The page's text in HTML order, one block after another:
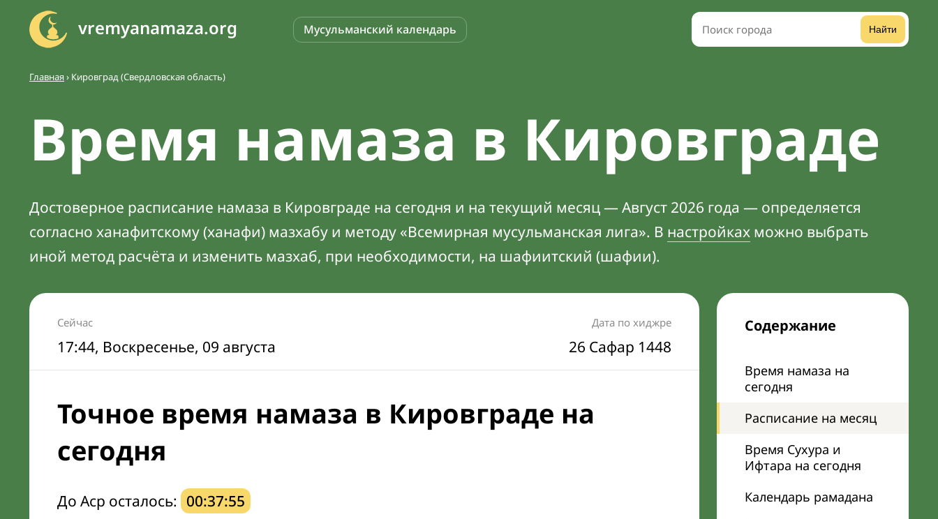
vremyanamaza.org Мусульманский календарь Найти
Главная› Кировград (Свердловская область)
Время намаза в Кировграде
Достоверное расписание намаза в Кировграде на сегодня и на текущий месяц — Август 2026 года — определяется
согласно ханафитскому (ханафи) мазхабу и методу «Всемирная мусульманская лига». В настройках можно выбрать
иной метод расчёта и изменить мазхаб, при необходимости, на шафиитский (шафии).
Содержание
Время намаза на
сегодня
Расписание на месяц
Время Сухура и
Ифтара на сегодня
Календарь рамадана
Сейчас
17:44, Воскресенье, 09 августа
Дата по хиджре
26 Сафар 1448
Точное время намаза в Кировграде на
сегодня
До Аср осталось: 00:37:54